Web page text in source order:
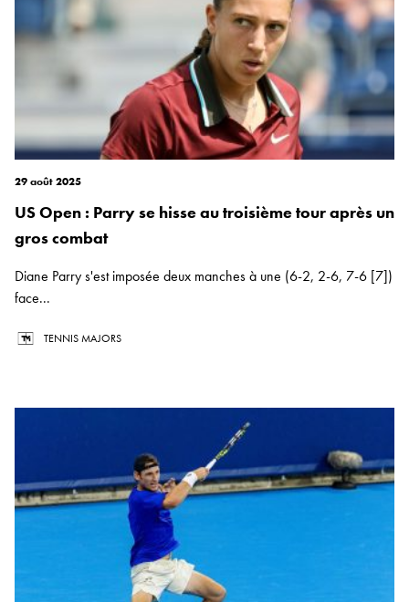
29 août 2025
US Open : Parry se hisse au troisième tour après un
gros combat
Diane Parry s'est imposée deux manches à une (6-2, 2-6, 7-6 [7])
face...
TENNIS MAJORS